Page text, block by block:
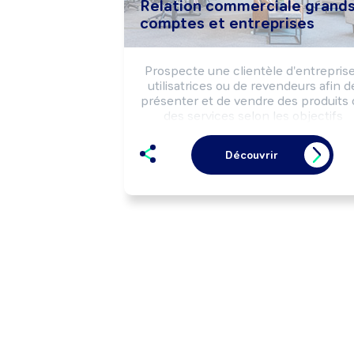
Relation commerciale
comptes et entreprises
Prospecte une clientèle
utilisatrices ou de revendeurs afin
présenter et de vendre des produits
des services selon les objectifs
Réalise le suivi commercial de la
clientèle (opérations de fidélisation,
enquêtes de satisfaction, ...).
de vente.
Découvrir